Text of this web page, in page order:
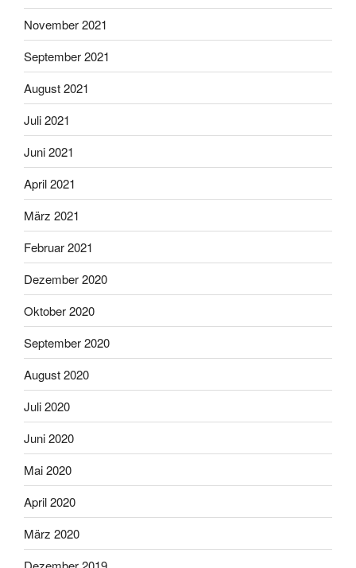
November 2021
September 2021
August 2021
Juli 2021
Juni 2021
April 2021
März 2021
Februar 2021
Dezember 2020
Oktober 2020
September 2020
August 2020
Juli 2020
Juni 2020
Mai 2020
April 2020
März 2020